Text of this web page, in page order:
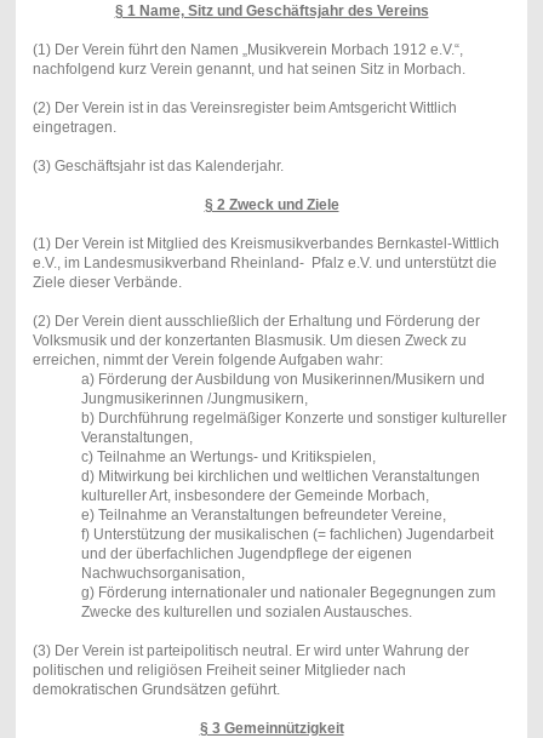
§ 1 Name, Sitz und Geschäftsjahr des Vereins
(1) Der Verein führt den Namen „Musikverein Morbach 1912 e.V.“,
nachfolgend kurz Verein genannt, und hat seinen Sitz in Morbach.
(2) Der Verein ist in das Vereinsregister beim Amtsgericht Wittlich
eingetragen.
(3) Geschäftsjahr ist das Kalenderjahr.
§ 2 Zweck und Ziele
(1) Der Verein ist Mitglied des Kreismusikverbandes Bernkastel-Wittlich
e.V., im Landesmusikverband Rheinland- Pfalz e.V. und unterstützt die
Ziele dieser Verbände.
(2) Der Verein dient ausschließlich der Erhaltung und Förderung der
Volksmusik und der konzertanten Blasmusik. Um diesen Zweck zu
erreichen, nimmt der Verein folgende Aufgaben wahr:
a) Förderung der Ausbildung von Musikerinnen/Musikern und
Jungmusikerinnen /Jungmusikern,
b) Durchführung regelmäßiger Konzerte und sonstiger kultureller
Veranstaltungen,
c) Teilnahme an Wertungs- und Kritikspielen,
d) Mitwirkung bei kirchlichen und weltlichen Veranstaltungen
kultureller Art, insbesondere der Gemeinde Morbach,
e) Teilnahme an Veranstaltungen befreundeter Vereine,
f) Unterstützung der musikalischen (= fachlichen) Jugendarbeit
und der überfachlichen Jugendpflege der eigenen
Nachwuchsorganisation,
g) Förderung internationaler und nationaler Begegnungen zum
Zwecke des kulturellen und sozialen Austausches.
(3) Der Verein ist parteipolitisch neutral. Er wird unter Wahrung der
politischen und religiösen Freiheit seiner Mitglieder nach
demokratischen Grundsätzen geführt.
§ 3 Gemeinnützigkeit